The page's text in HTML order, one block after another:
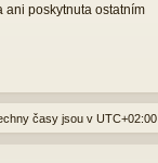
ani poskytnuta ostatním
časy jsou v UTC+02:00